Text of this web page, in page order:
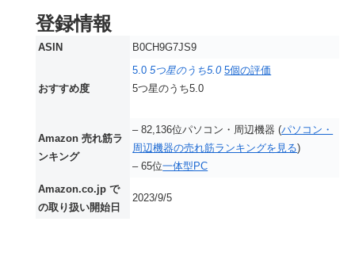
登録情報
ASIN B0CH9G7JS9
おすすめ度
5.05つ星のうち5.0 5個の評価
5つ星のうち5.0
Amazon 売れ筋ラ
ンキング
– 82,136位パソコン・周辺機器 (パソコン・
周辺機器の売れ筋ランキングを見る)
– 65位一体型PC
Amazon.co.jp で
の取り扱い開始日
2023/9/5